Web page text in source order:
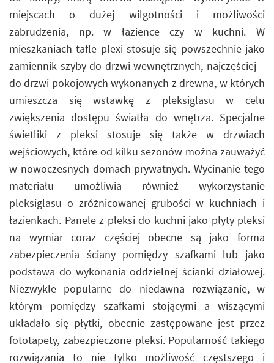
miejscach o dużej wilgotności i możliwości
zabrudzenia, np. w łazience czy w kuchni. W
mieszkaniach tafle plexi stosuje się powszechnie jako
zamiennik szyby do drzwi wewnętrznych, najczęściej –
do drzwi pokojowych wykonanych z drewna, w których
umieszcza się wstawkę z pleksiglasu w celu
zwiększenia dostępu światła do wnętrza. Specjalne
świetliki z pleksi stosuje się także w drzwiach
wejściowych, które od kilku sezonów można zauważyć
w nowoczesnych domach prywatnych. Wycinanie tego
materiału umożliwia również wykorzystanie
pleksiglasu o zróżnicowanej grubości w kuchniach i
łazienkach. Panele z pleksi do kuchni jako płyty pleksi
na wymiar coraz częściej obecne są jako forma
zabezpieczenia ściany pomiędzy szafkami lub jako
podstawa do wykonania oddzielnej ścianki działowej.
Niezwykle popularne do niedawna rozwiązanie, w
którym pomiędzy szafkami stojącymi a wiszącymi
układało się płytki, obecnie zastępowane jest przez
fototapety, zabezpieczone pleksi. Popularność takiego
rozwiązania to nie tylko możliwość częstszego i